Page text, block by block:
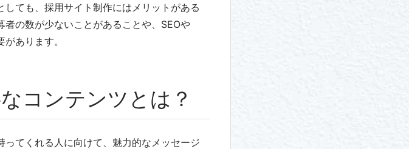
ても、採用サイト制作にはメリットがある
の数が少ないことがあることや、SEOや
あります。
コンテンツとは？
てくれる人に向けて、魅力的なメッセージ